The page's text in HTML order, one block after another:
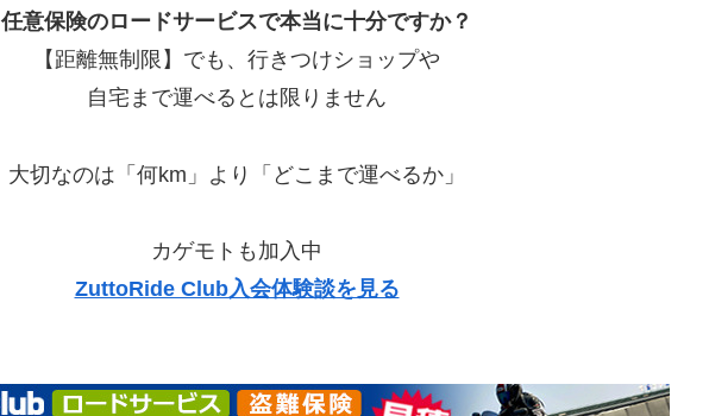
任意保険のロードサービスで本当に十分ですか？
【距離無制限】でも、行きつけショップや
自宅まで運べるとは限りません
大切なのは「何km」より「どこまで運べるか」
カゲモトも加入中
ZuttoRide Club入会体験談を見る